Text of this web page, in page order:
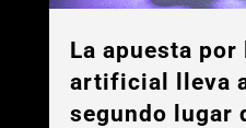
La apuesta
artificial lleva
segundo lugar